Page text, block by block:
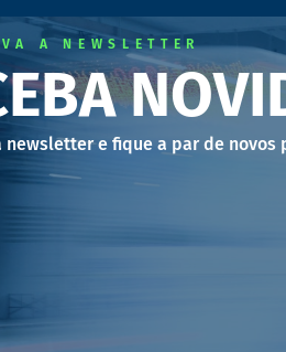
A NEWSLETTER
newsletter e fique a par de